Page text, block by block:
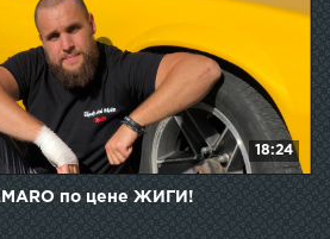
18:24
по цене ЖИГИ!